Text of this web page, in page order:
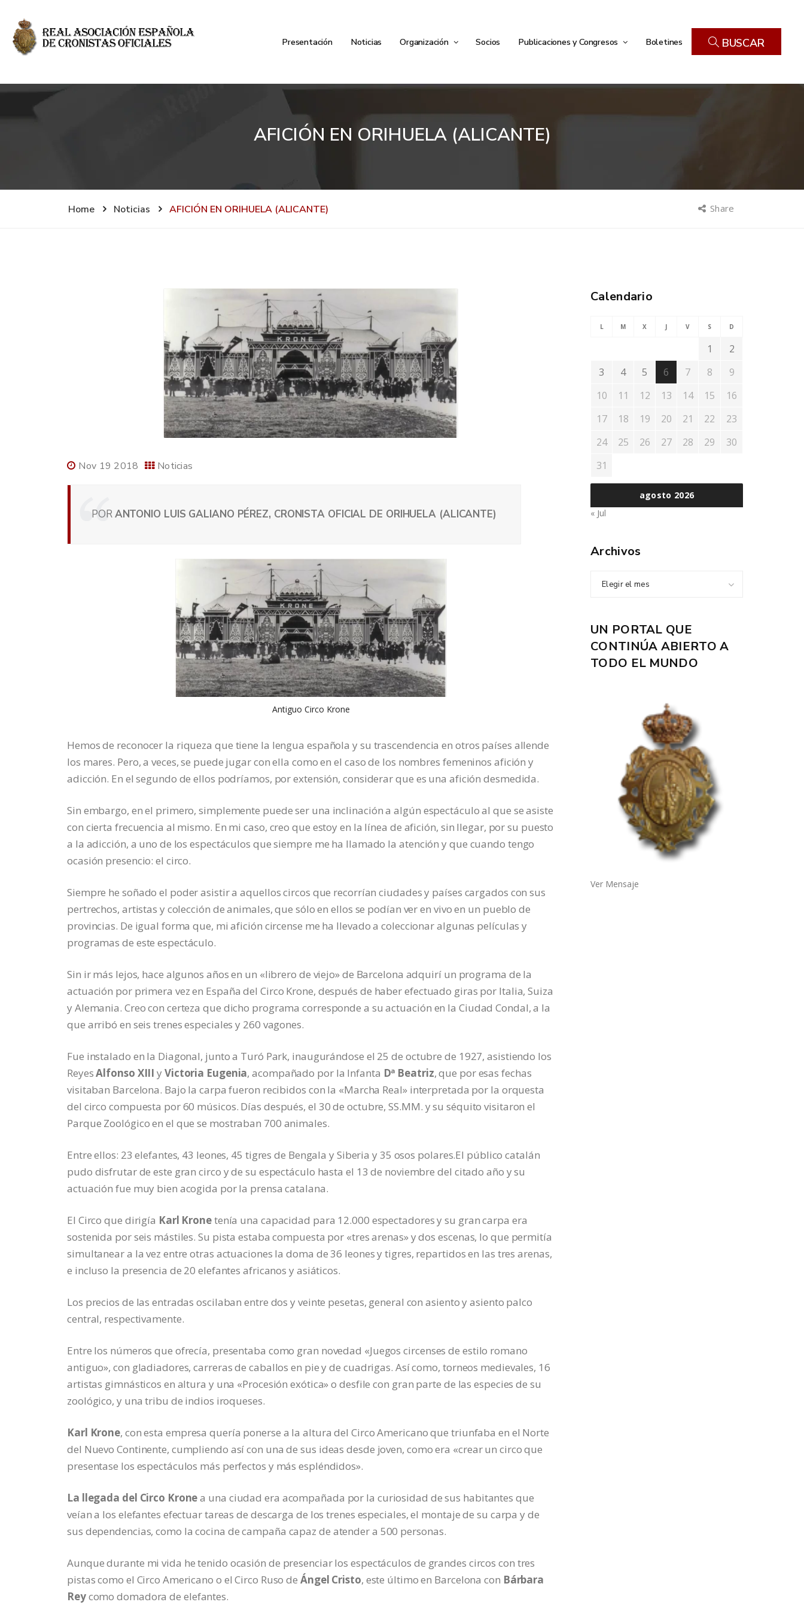
Presentación Noticias Organización Socios Publicaciones y Congresos Boletines BUSCAR
AFICIÓN EN ORIHUELA (ALICANTE)
Home Noticias AFICIÓN EN ORIHUELA (ALICANTE) Share
Nov 19 2018 Noticias
PORANTONIO LUIS GALIANO PÉREZ, CRONISTA OFICIAL DE ORIHUELA (ALICANTE)
Antiguo Circo Krone
Hemos de reconocer la riqueza que tiene la lengua española y su trascendencia en otros países allende
los mares. Pero, a veces, se puede jugar con ella como en el caso de los nombres femeninos afición y
adicción. En el segundo de ellos podríamos, por extensión, considerar que es una afición desmedida.
Sin embargo, en el primero, simplemente puede ser una inclinación a algún espectáculo al que se asiste
con cierta frecuencia al mismo. En mi caso, creo que estoy en la línea de afición, sin llegar, por su puesto
a la adicción, a uno de los espectáculos que siempre me ha llamado la atención y que cuando tengo
ocasión presencio: el circo.
Siempre he soñado el poder asistir a aquellos circos que recorrían ciudades y países cargados con sus
pertrechos, artistas y colección de animales, que sólo en ellos se podían ver en vivo en un pueblo de
provincias. De igual forma que, mi afición circense me ha llevado a coleccionar algunas películas y
programas de este espectáculo.
Sin ir más lejos, hace algunos años en un «librero de viejo» de Barcelona adquirí un programa de la
actuación por primera vez en España del Circo Krone, después de haber efectuado giras por Italia, Suiza
y Alemania. Creo con certeza que dicho programa corresponde a su actuación en la Ciudad Condal, a la
que arribó en seis trenes especiales y 260 vagones.
Fue instalado en la Diagonal, junto a Turó Park, inaugurándose el 25 de octubre de 1927, asistiendo los
ReyesAlfonso XIII y Victoria Eugenia, acompañado por la Infanta Dª Beatriz, que por esas fechas
visitaban Barcelona. Bajo la carpa fueron recibidos con la «Marcha Real» interpretada por la orquesta
del circo compuesta por 60 músicos. Días después, el 30 de octubre, SS.MM. y su séquito visitaron el
Parque Zoológico en el que se mostraban 700 animales.
Entre ellos: 23 elefantes, 43 leones, 45 tigres de Bengala y Siberia y 35 osos polares.El público catalán
pudo disfrutar de este gran circo y de su espectáculo hasta el 13 de noviembre del citado año y su
actuación fue muy bien acogida por la prensa catalana.
El Circo que dirigía Karl Kronetenía una capacidad para 12.000 espectadores y su gran carpa era
sostenida por seis mástiles. Su pista estaba compuesta por «tres arenas» y dos escenas, lo que permitía
simultanear a la vez entre otras actuaciones la doma de 36 leones y tigres, repartidos en las tres arenas,
e incluso la presencia de 20 elefantes africanos y asiáticos.
Los precios de las entradas oscilaban entre dos y veinte pesetas, general con asiento y asiento palco
central, respectivamente.
Entre los números que ofrecía, presentaba como gran novedad «Juegos circenses de estilo romano
antiguo», con gladiadores, carreras de caballos en pie y de cuadrigas. Así como, torneos medievales, 16
artistas gimnásticos en altura y una «Procesión exótica» o desfile con gran parte de las especies de su
zoológico, y una tribu de indios iroqueses.
Karl Krone, con esta empresa quería ponerse a la altura del Circo Americano que triunfaba en el Norte
del Nuevo Continente, cumpliendo así con una de sus ideas desde joven, como era «crear un circo que
presentase los espectáculos más perfectos y más espléndidos».
La llegada del Circo Kronea una ciudad era acompañada por la curiosidad de sus habitantes que
veían a los elefantes efectuar tareas de descarga de los trenes especiales, el montaje de su carpa y de
sus dependencias, como la cocina de campaña capaz de atender a 500 personas.
Aunque durante mi vida he tenido ocasión de presenciar los espectáculos de grandes circos con tres
pistas como el Circo Americano o el Circo Ruso de Ángel Cristo, este último en Barcelona con Bárbara
Reycomo domadora de elefantes.
Calendario
agosto 2026
L M X J V S D
1
2
3
4 5 6 7 8
9
10
11 12 13 14 15
16
17
18 19 20 21 22
23
24
25 26 27 28 29
30
31
« Jul
Archivos
Elegir el mes
UN PORTAL QUE
CONTINÚA ABIERTO A
TODO EL MUNDO
Ver Mensaje